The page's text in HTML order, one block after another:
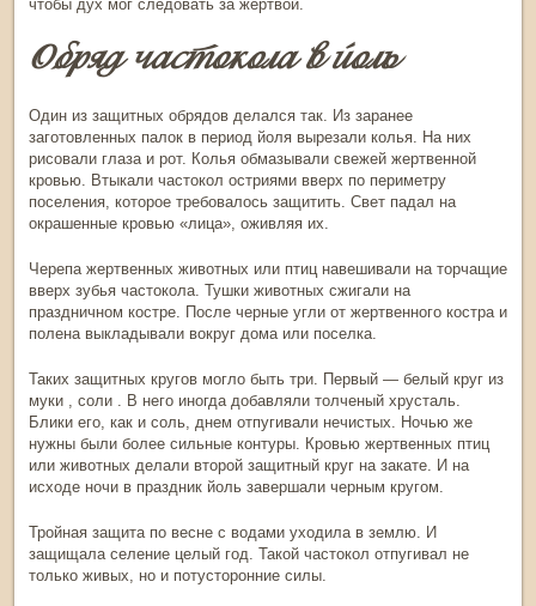
чтобы дух мог следовать за жертвой.
Обряд частокола в йоль
Один из защитных обрядов делался так. Из заранее
заготовленных палок в период йоля вырезали колья. На них
рисовали глаза и рот. Колья обмазывали свежей жертвенной
кровью. Втыкали частокол остриями вверх по периметру
поселения, которое требовалось защитить. Свет падал на
окрашенные кровью «лица», оживляя их.
Черепа жертвенных животных или птиц навешивали на торчащие
вверх зубья частокола. Тушки животных сжигали на
праздничном костре. После черные угли от жертвенного костра и
полена выкладывали вокруг дома или поселка.
Таких защитных кругов могло быть три. Первый — белый круг из
муки , соли . В него иногда добавляли толченый хрусталь.
Блики его, как и соль, днем отпугивали нечистых. Ночью же
нужны были более сильные контуры. Кровью жертвенных птиц
или животных делали второй защитный круг на закате. И на
исходе ночи в праздник йоль завершали черным кругом.
Тройная защита по весне с водами уходила в землю. И
защищала селение целый год. Такой частокол отпугивал не
только живых, но и потусторонние силы.